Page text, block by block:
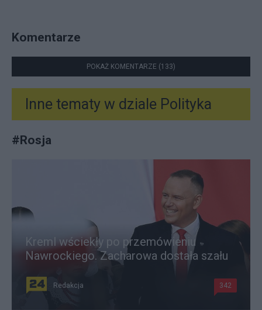
Komentarze
POKAŻ KOMENTARZE (133)
Inne tematy w dziale Polityka
#Rosja
Kreml wściekły po przemówieniu
Nawrockiego. Zacharowa dostała szału
Redakcja 342